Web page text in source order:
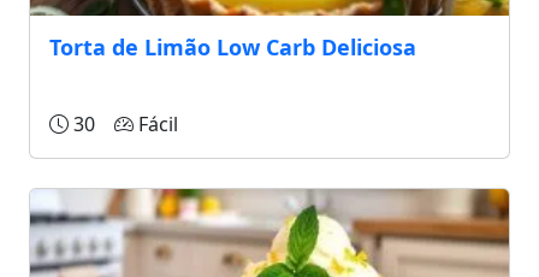
Torta de Limão Low Carb Deliciosa
30 Fácil